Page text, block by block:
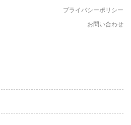
プライバシーポリシー
お問い合わせ